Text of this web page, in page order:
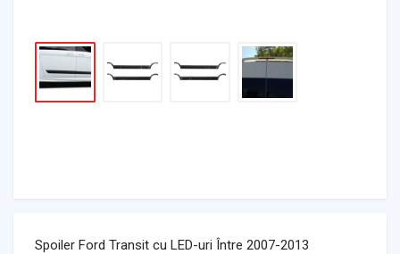
Spoiler Ford Transit cu LED-uri Între 2007-2013